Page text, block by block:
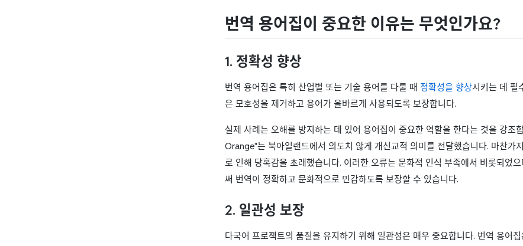
번역 용어집이 중요한 이유는 무엇인가요?
1. 정확성 향상
번역 용어집은 특히 산업별 또는 기술 용어를 다룰 때 정확성을 향상시키는 데 필
은 모호성을 제거하고 용어가 올바르게 사용되도록 보장합니다.
실제 사례는 오해를 방지하는 데 있어 용어집이 중요한 역할을 한다는 것을 강
Orange"는 북아일랜드에서 의도치 않게 개신교적 의미를 전달했습니다. 마찬가
로 인해 당혹감을 초래했습니다. 이러한 오류는 문화적 인식 부족에서 비롯되었
써 번역이 정확하고 문화적으로 민감하도록 보장할 수 있습니다.
2. 일관성 보장
다국어 프로젝트의 품질을 유지하기 위해 일관성은 매우 중요합니다. 번역 용어